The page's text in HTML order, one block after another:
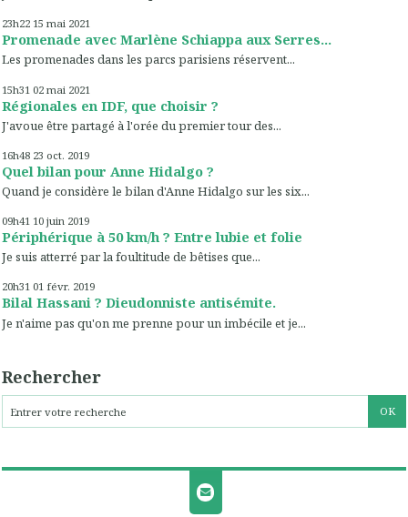
23h22 15 mai 2021
Promenade avec Marlène Schiappa aux Serres...
Les promenades dans les parcs parisiens réservent...
15h31 02 mai 2021
Régionales en IDF, que choisir ?
J'avoue être partagé à l'orée du premier tour des...
16h48 23 oct. 2019
Quel bilan pour Anne Hidalgo ?
Quand je considère le bilan d'Anne Hidalgo sur les six...
09h41 10 juin 2019
Périphérique à 50 km/h ? Entre lubie et folie
Je suis atterré par la foultitude de bêtises que...
20h31 01 févr. 2019
Bilal Hassani ? Dieudonniste antisémite.
Je n'aime pas qu'on me prenne pour un imbécile et je...
Rechercher